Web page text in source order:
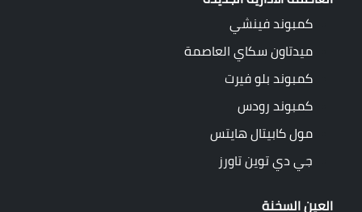
كمبوند فينشي
ميدتاون سكاي العاصمة
كمبوند بلو فيرت
كمبوند رودس
مول كابيتال هايتس
جي دي توين تاورز
العين السخنة